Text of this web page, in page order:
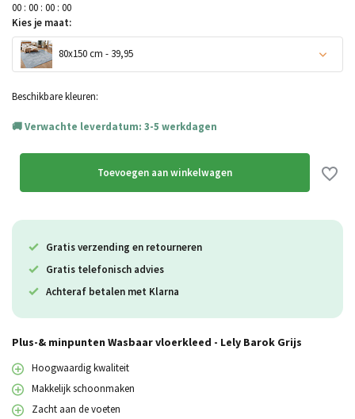
00 : 00 : 00 : 00
Kies je maat:
80x150 cm - 39,95
Uitverkocht
Beschikbare kleuren:
Verwachte leverdatum: 3-5 werkdagen
Toevoegen aan winkelwagen
Gratis verzending en retourneren
Gratis telefonisch advies
Achteraf betalen met Klarna
Plus-& minpunten Wasbaar vloerkleed - Lely Barok Grijs
Hoogwaardig kwaliteit
Makkelijk schoonmaken
Zacht aan de voeten